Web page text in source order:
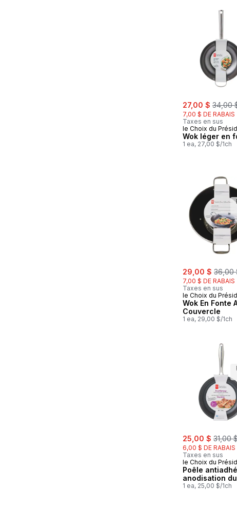
sale:
27,00 $ ,
34,00
7,00 $ DE RABAIS
Taxes en sus
le Choix du
Wok léger en
1 ea, 27,00 $/1ch
sale:
29,00 $ ,
36,00
7,00 $ DE RABAIS
Taxes en sus
le Choix du
Wok En Fonte
Couvercle
1 ea, 29,00 $/1ch
sale:
25,00 $ ,
31,00
6,00 $ DE RABAIS
Taxes en sus
le Choix du
Poêle
anodisation
1 ea, 25,00 $/1ch